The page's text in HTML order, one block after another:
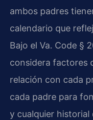
ambos padres
calendario que
Bajo el Va. Code §
considera factores
relación con cada
cada padre para
y cualquier historial